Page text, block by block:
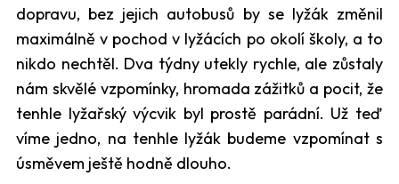
dopravu, bez jejich autobusů by se lyžák změnil
maximálně v pochod v lyžácích po okolí školy, a to
nikdo nechtěl. Dva týdny utekly rychle, ale zůstaly
nám skvělé vzpomínky, hromada zážitků a pocit, že
tenhle lyžařský výcvik byl prostě parádní. Už teď
víme jedno, na tenhle lyžák budeme vzpomínat s
úsměvem ještě hodně dlouho.